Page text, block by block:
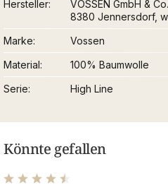
Hersteller
VOSSEN GmbH &
8380 Jennersdorf,
Marke
Vossen
Material
100% Baumwolle
Serie
High Line
Könnte gefallen